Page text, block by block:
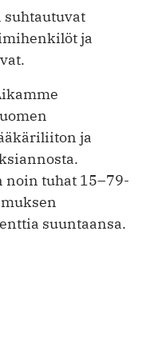
ja
ja
noin tuhat 15–79-
suuntaansa.